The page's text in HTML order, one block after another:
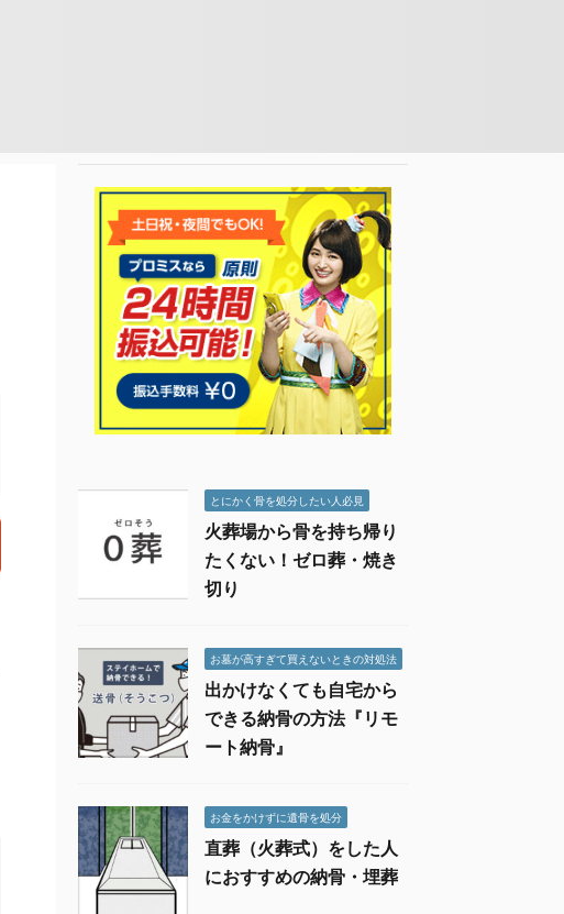
とにかく骨を処分したい人必見
火葬場から骨を持ち帰り
たくない！ゼロ葬・焼き
切り
お墓が高すぎて買えないときの対処法
出かけなくても自宅から
できる納骨の方法『リモ
ート納骨』
お金をかけずに遺骨を処分
直葬（火葬式）をした人
におすすめの納骨・埋葬